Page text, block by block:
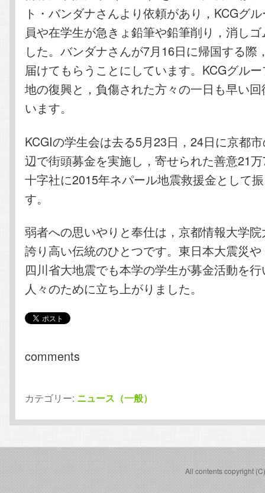
ト・バンダナさんより依頼があり，KCGグ
員や在学生が急きょ鉛筆や鉛筆削り，消し
した。バンダナさんが7月16日に帰国する際
届けてもらうことにしています。KCGグル
地の復興と，負傷された方々の一日も早い
います。
KCGIの学生会は去る5月23日，24日に京都
辺で街頭募金を実施し，寄せられた善意21
十字社に2015年ネパール地震救援金として
す。
弱者への思いやりと奉仕は，京都情報大学
誇り高い伝統のひとつです。東日本大震災
四川省大地震でも本学の学生が募金活動を
人々のために立ち上がりました。
comments
カテゴリー: ニュース（一般）
All contents copyright